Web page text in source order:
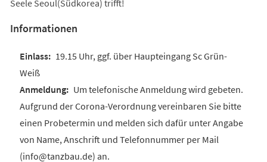
Seele Seoul(Südkorea) trifft!
Informationen
19.15 Uhr, ggf. über Haupteingang Sc Grün-
Weiß
Um telefonische Anmeldung wird gebeten.
Aufgrund der Corona-Verordnung vereinbaren Sie bitte
einen Probetermin und melden sich dafür unter Angabe
von Name, Anschrift und Telefonnummer per Mail
(info@tanzbau.de) an.